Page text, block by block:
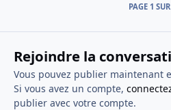
PAGE 1
Rejoindre la
Vous pouvez publier maintenant
Si vous avez un compte,
publier avec votre compte.